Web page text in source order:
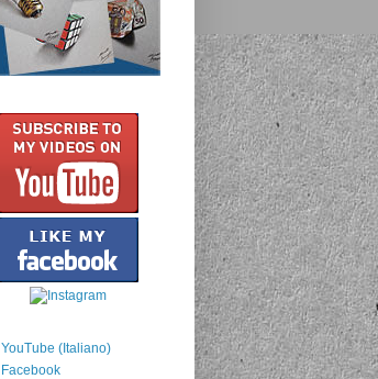
YouTube (Italiano)
Facebook